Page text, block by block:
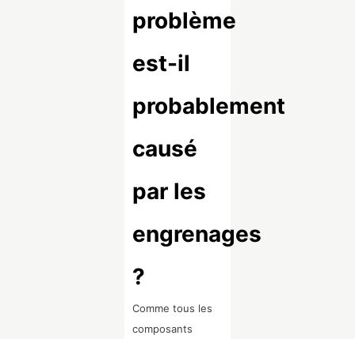
problème
est-il
probablement
causé
par les
engrenages
?
Comme tous les
composants